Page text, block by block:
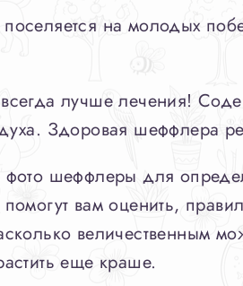
на молодых
лучше лечения!
Здоровая шеффлера
шеффлеры для
вам оценить,
величественным
еще краше.